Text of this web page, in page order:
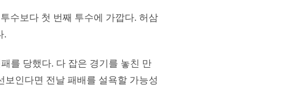
수보다 첫 번째 투수에 가깝다. 허삼
.
를 당했다. 다 잡은 경기를 놓친 만
보인다면 전날 패배를 설욕할 가능성